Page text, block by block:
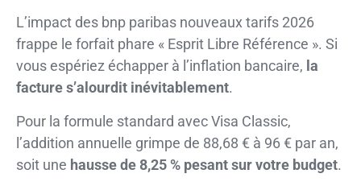
L’impact des bnp paribas nouveaux tarifs 2026
frappe le forfait phare « Esprit Libre Référence ». Si
vous espériez échapper à l’inflation bancaire, la
facture s’alourdit inévitablement.
Pour la formule standard avec Visa Classic,
l’addition annuelle grimpe de 88,68 € à 96 € par an,
soit une hausse de 8,25 % pesant sur votre budget.